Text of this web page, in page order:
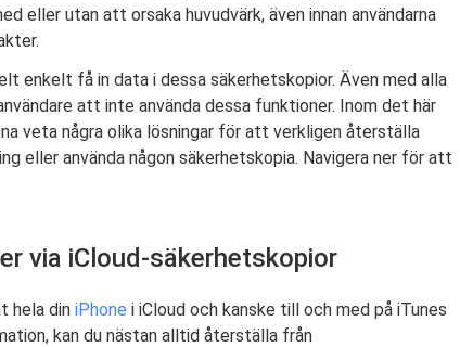
eller utan att orsaka huvudvärk, även innan användarna
enkelt få in data i dessa säkerhetskopior. Även med alla
att inte använda dessa funktioner. Inom det här
veta några olika lösningar för att verkligen återställa
eller använda någon säkerhetskopia. Navigera ner för att
via iCloud-säkerhetskopior
hela din iPhone i iCloud och kanske till och med på iTunes
kan du nästan alltid återställa från